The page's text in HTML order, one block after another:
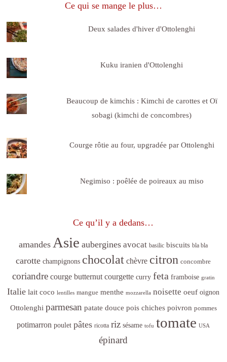
Ce qui se mange le plus…
Deux salades d'hiver d'Ottolenghi
Kuku iranien d'Ottolenghi
Beaucoup de kimchis : Kimchi de carottes et Oï
sobagi (kimchi de concombres)
Courge rôtie au four, upgradée par Ottolenghi
Negimiso : poêlée de poireaux au miso
Ce qu’il y a dedans…
amandes Asie aubergines avocat basilic biscuits bla bla
carotte champignons chocolat chèvre citron concombre
coriandre courge butternut courgette curry feta framboise gratin
Italie lait coco lentilles mangue menthe mozzarella noisette oeuf oignon
Ottolenghi parmesan patate douce pois chiches poivron pommes
potimarron poulet pâtes ricotta riz sésame tofu tomate USA
épinard